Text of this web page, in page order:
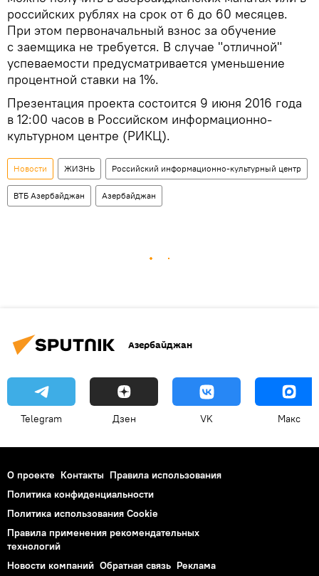
российских рублях на срок от 6 до 60 месяцев.
При этом первоначальный взнос за обучение
с заемщика не требуется. В случае "отличной"
успеваемости предусматривается уменьшение
процентной ставки на 1%.
Презентация проекта состоится 9 июня 2016 года
в 12:00 часов в Российском информационно-
культурном центре (РИКЦ).
Новости ЖИЗНЬ Российский информационно-культурный центр
ВТБ Азербайджан Азербайджан
Азербайджан
Telegram Дзен VK Макс
О проекте Контакты Правила использования
Политика конфиденциальности
Политика использования Cookie
Правила применения рекомендательных
технологий
Новости компаний Обратная связь Реклама